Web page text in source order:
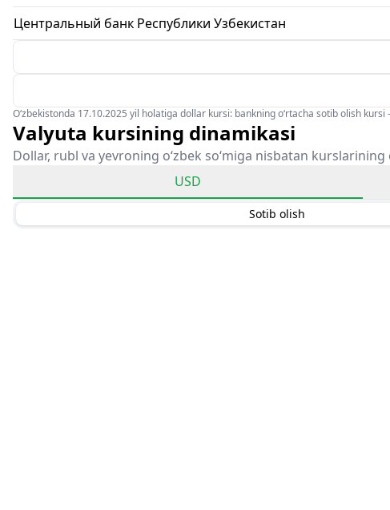
Центральный банк Республики Узбекистан
O‘zbekistonda 17.10.2025 yil holatiga dollar kursi: bankning o‘rtacha sotib olish
Valyuta kursining dinamikasi
Dollar, rubl va yevroning o‘zbek so‘miga nisbatan kurslarining
USD
Sotib olish